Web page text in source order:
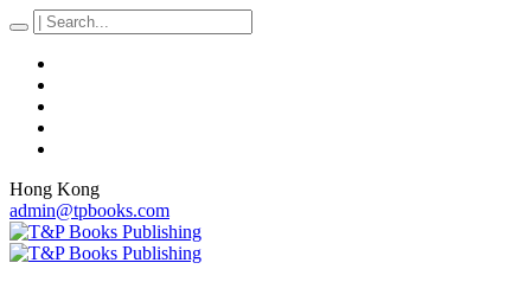
Hong Kong
admin@tpbooks.com